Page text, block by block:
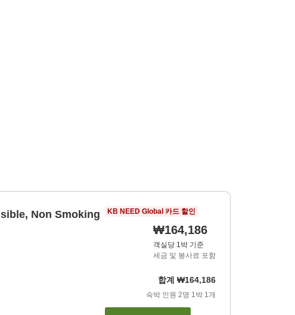
Non Smoking KB NEED Global 카드 할인
₩164,186
객실당 1박 기준
세금 및 봉사료 포함
합계 ₩164,186
숙박 인원 2명 1박 1개